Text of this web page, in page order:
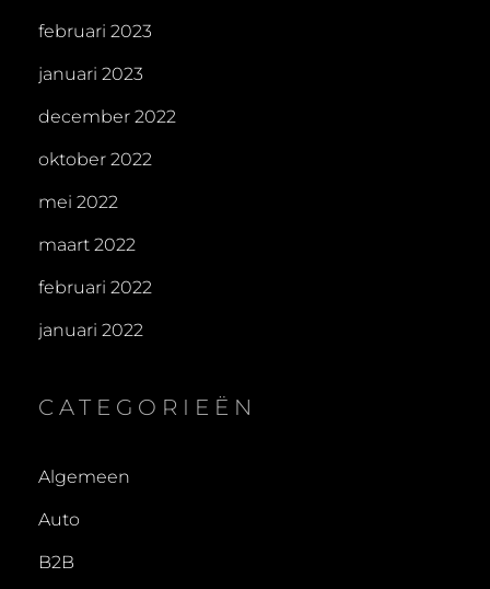
februari 2023
januari 2023
december 2022
oktober 2022
mei 2022
maart 2022
februari 2022
januari 2022
CATEGORIEËN
Algemeen
Auto
B2B